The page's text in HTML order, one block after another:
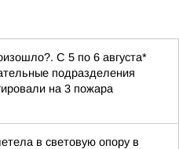
С 5 по 6 августа*
подразделения
на 3 пожара
в световую опору в